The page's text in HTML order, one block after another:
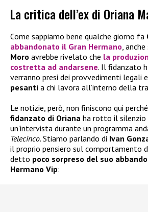
La critica dell’ex di Oriana
Come sappiamo bene qualche giorno fa
abbandonato il Gran Hermano, anche
Moro avrebbe rivelato che la
costretta ad andarsene. Il fidanzato
verranno presi dei provvedimenti legali e
pesanti a chi lavora all’interno della
Le notizie, però, non finiscono qui
fidanzato di Oriana ha rotto il silenzio
un’intervista durante un programma
Telecinco. Stiamo parlando di Ivan
il proprio pensiero sul comportamento
detto poco sorpreso del suo
Hermano Vip: